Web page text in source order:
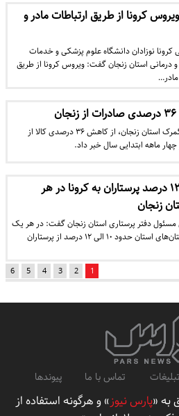
کرونا از طریق ارتباطات مادر و
کرونا نوزادان دانشگاه علوم پزشکی و خدمات
درمانی استان زنجان گفت: ویروس کرونا از طریق
مدیرکل گمرک استان زنجان، از کاهش ۳۶ درصدی کالا از
ماهه ابتدایی سال خبر داد.
ابتلای ۱۲ درصد پرستاران به کرونا در هر
زنجان
دفتر پرستاری استان زنجان گفت: در هر یک
از بیمارستان‌های استان حدود ۱۰ الی ۱۲ درصد از پرستاران
1
2
3
4
5
6
تبلیغات تماس با ما پیوندها
به «پارس نیوز» و هرگونه استفاده از